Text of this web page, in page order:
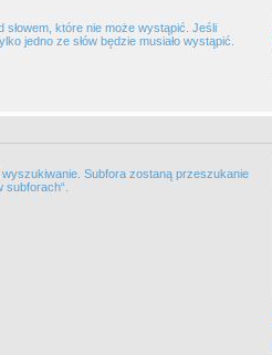
słowem, które nie może wystąpić. Jeśli
jedno ze słów będzie musiało wystąpić.
Subfora zostaną przeszukanie
subforach“.